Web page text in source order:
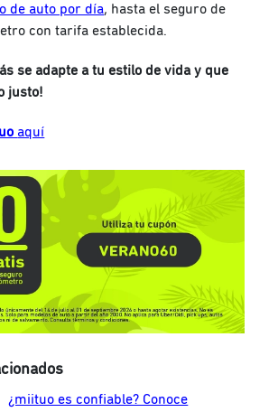
de auto por día, hasta el seguro de
con tarifa establecida.
se adapte a tu estilo de vida y que
justo!
aquí
¿miituo es confiable? Conoce